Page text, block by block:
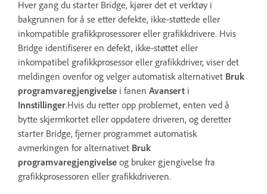
Hver gang du starter Bridge, kjører det et verktøy i
bakgrunnen for å se etter defekte, ikke-støttede eller
inkompatible grafikkprosessorer eller grafikkdrivere. Hvis
Bridge identifiserer en defekt, ikke-støttet eller
inkompatibel grafikkprosessor eller grafikkdriver, viser det
meldingen ovenfor og velger automatisk alternativet Bruk
programvaregjengivelse i fanen Avansert i
Innstillinger.Hvis du retter opp problemet, enten ved å
bytte skjermkortet eller oppdatere driveren, og deretter
starter Bridge, fjerner programmet automatisk
avmerkingen for alternativet Bruk
programvaregjengivelse og bruker gjengivelse fra
grafikkprosessoren eller grafikkdriveren.